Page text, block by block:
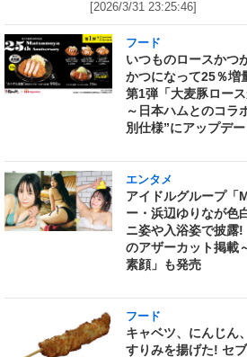
[2026/3/31 23:25:46]
フード
いつものロースかつ
かつになって25％増
第1弾「大麦豚ロー
～日本ハムとのコラ
別仕様”にアップデ
エンタメ
アイドルグループ「
ー・浜辺ゆりなが色
ニ姿や入浴姿で披露
のアザーカット掲載
素顔」も発売
フード
キャベツ、にんじん
すりみを揚げた! セ